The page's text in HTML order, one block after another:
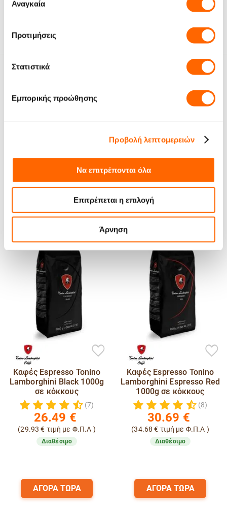
των υπηρεσιών τους.
συγκατάθεσης
Αναγκαία
Προτιμήσεις
Στατιστικά
Εμπορικής προώθησης
Προβολή λεπτομερειών
Να επιτρέπονται όλα
Επιτρέπεται η επιλογή
Άρνηση
κοτόπουλο
Μπορεί να σου αρέσουν
Καφές Espresso Tonino
Lamborghini Black 1000g
σε κόκκους
(7)
26.49 €
(29.93 € τιμή με Φ.Π.Α )
Διαθέσιμο
ΑΓΟΡΑ ΤΩΡΑ
Καφές Espresso Tonino
Lamborghini Espresso Red
1000g σε κόκκους
(8)
30.69 €
(34.68 € τιμή με Φ.Π.Α )
Διαθέσιμο
ΑΓΟΡΑ ΤΩΡΑ